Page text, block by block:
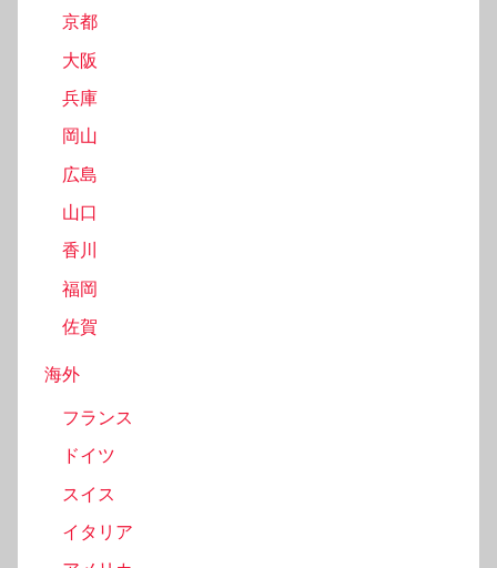
京都
大阪
兵庫
岡山
広島
山口
香川
福岡
佐賀
海外
フランス
ドイツ
スイス
イタリア